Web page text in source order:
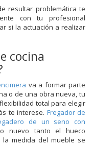
resultar problemática te
con tu profesional
si la actuación a realizar
cocina
va a formar parte
o de una obra nueva, tu
total para elegir
te interese. Fregador de
de un seno con
nuevo tanto el hueco
medida del mueble se